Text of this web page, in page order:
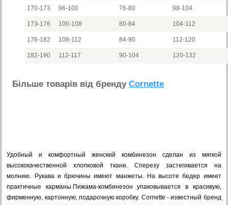
170-173 96-100 76-80 98-104
173-176 100-108 80-84 104-112
176-182 108-112 84-90 112-120
182-190 112-117 90-104 120-132
Бiльше товарiв вiд брендуCornette
Удобный и комфортный женский комбинезон сделан из мягкой
высококачественной хлопковой ткани. Сперезу застегивается на
молнию. Рукава и брючины имеют манжеты. На высоте бедер имеет
практичные карманы.Пижама-комбинезон упаковывается в красивую,
фирменную, картонную, подарочную коробку. Cornette - известный бренд